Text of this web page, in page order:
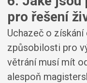
pro řešení
Uchazeč o
způsobilosti pro
větrání musí mít
alespoň